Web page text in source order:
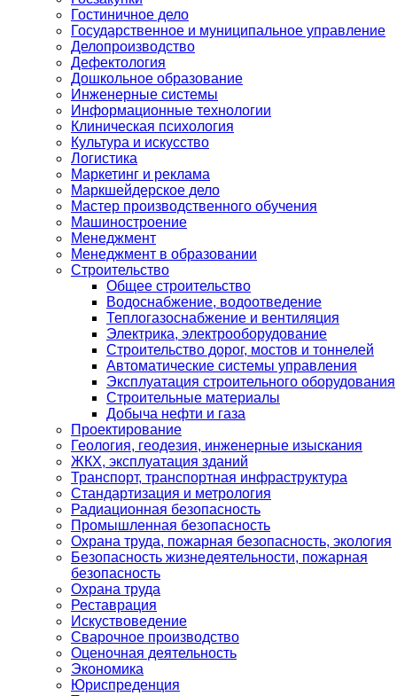
Гостиничное дело
Государственное и муниципальное управление
Делопроизводство
Дефектология
Дошкольное образование
Инженерные системы
Информационные технологии
Клиническая психология
Культура и искусство
Логистика
Маркетинг и реклама
Маркшейдерское дело
Мастер производственного обучения
Машиностроение
Менеджмент
Менеджмент в образовании
Строительство
Общее строительство
Водоснабжение, водоотведение
Теплогазоснабжение и вентиляция
Электрика, электрооборудование
Строительство дорог, мостов и тоннелей
Автоматические системы управления
Эксплуатация строительного оборудования
Строительные материалы
Добыча нефти и газа
Проектирование
Геология, геодезия, инженерные изыскания
ЖКХ, эксплуатация зданий
Транспорт, транспортная инфраструктура
Стандартизация и метрология
Радиационная безопасность
Промышленная безопасность
Охрана труда, пожарная безопасность, экология
Безопасность жизнедеятельности, пожарная
безопасность
Охрана труда
Реставрация
Искуствоведение
Сварочное производство
Оценочная деятельность
Экономика
Юриспреденция